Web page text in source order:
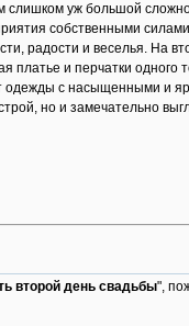
уж большой
собственными
радости и веселья. На
платье и перчатки
одежды с насыщенными и
но и замечательно
второй день свадьбы",